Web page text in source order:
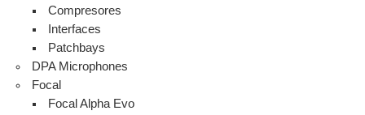
Compresores
Interfaces
Patchbays
DPA Microphones
Focal
Focal Alpha Evo